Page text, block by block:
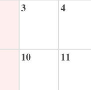
3 4
10 11